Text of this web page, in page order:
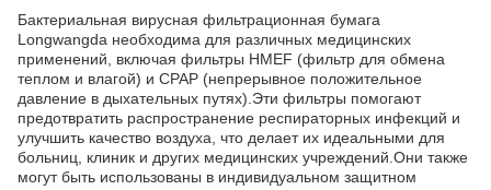
Бактериальная вирусная фильтрационная бумага
Longwangda необходима для различных медицинских
применений, включая фильтры HMEF (фильтр для обмена
теплом и влагой) и CPAP (непрерывное положительное
давление в дыхательных путях).Эти фильтры помогают
предотвратить распространение респираторных инфекций и
улучшить качество воздуха, что делает их идеальными для
больниц, клиник и других медицинских учреждений.Они также
могут быть использованы в индивидуальном защитном